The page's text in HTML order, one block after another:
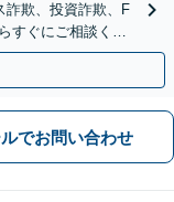
詐欺、投資詐欺、F
すぐにご相談くだ
ルでお問い合わせ